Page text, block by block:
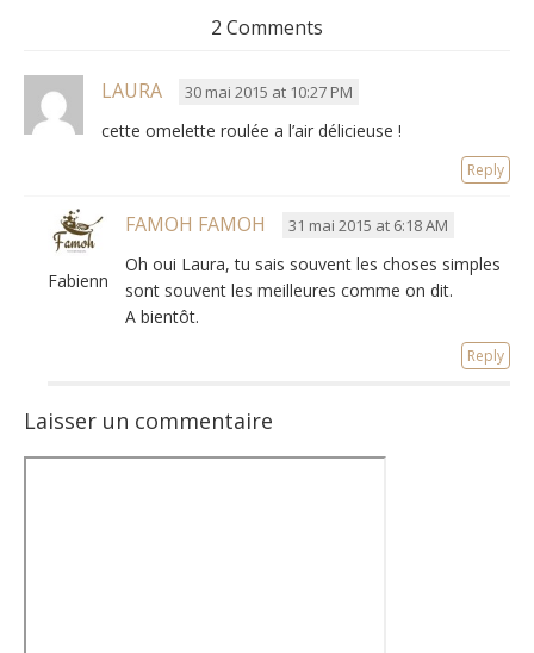
2 Comments
LAURA 30 mai 2015 at 10:27 PM
cette omelette roulée a l’air délicieuse !
Reply
Fabienne
FAMOH FAMOH 31 mai 2015 at 6:18 AM
Oh oui Laura, tu sais souvent les choses simples
sont souvent les meilleures comme on dit.
A bientôt.
Reply
Laisser un commentaire